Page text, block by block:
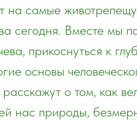
на самые
сегодня. Вместе мы
прикоснуться к
основы
о том, как
нас природы,